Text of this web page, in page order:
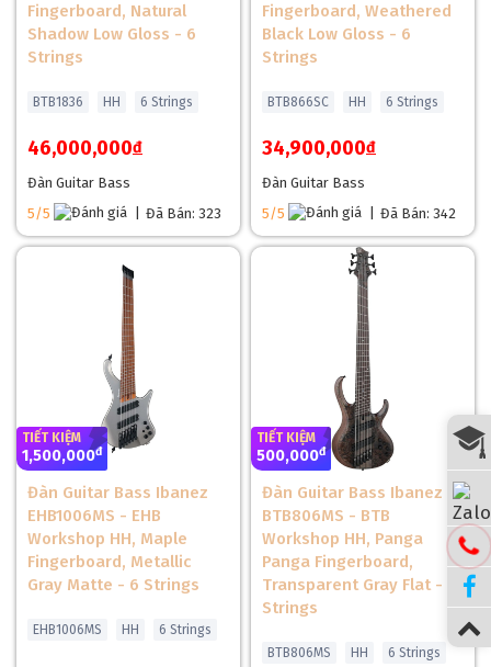
Mặt phím Rosewood cao cấp trên Đàn Guitar Điện
Epiphone Firebird
giác chơi tự nhiên và khả năng phản hồi tuyệt vời. Trên
Epiphone Firebird Chính Hãng
, mặt phím Rosewood được
Jumbo, tạo nên sự cân bằng hoàn hảo giữa khả năng đệm
hợp âm và chơi solo.
Các họa tiết Pearloid Trapezoid Inlays không chỉ tăng tính
thẩm mỹ mà còn hỗ trợ người chơi định vị ngăn đàn chính xác
trong điều kiện ánh sáng sân khấu phức tạp. Đây là một trong
những chi tiết giúp cây đàn vừa mang vẻ đẹp cổ điển vừa đáp
ứng nhu cầu biểu diễn hiện đại.
Fingerboard, Natural
Shadow Low Gloss - 6
Strings
BTB1836 HH 6 Strings
46,000,000đ
Đàn Guitar Bass
5/5
Đã Bán: 323
Fingerboard, Weathered
Black Low Gloss - 6
Strings
BTB866SC HH 6 Strings
34,900,000đ
Đàn Guitar Bass
5/5
Đã Bán: 342
TIẾT KIỆM
1,500,000đ
Đàn Guitar Bass Ibanez
EHB1006MS - EHB
Workshop HH, Maple
Fingerboard, Metallic
Gray Matte - 6 Strings
EHB1006MS HH 6 Strings
TIẾT KIỆM
500,000đ
Đàn Guitar Bass Ibanez
BTB806MS - BTB
Workshop HH, Panga
Panga Fingerboard,
Transparent Gray Flat - 6
Strings
BTB806MS HH 6 Strings